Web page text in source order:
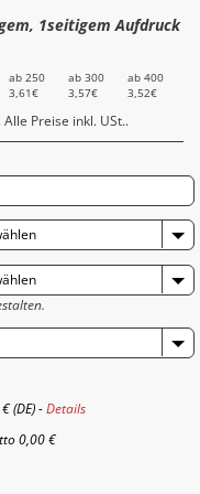
1seitigem Aufdruck
ab 250
3,61€
ab 300
3,57€
ab 400
3,52€
Preise inkl. USt..
(DE) -Details
0,00 €